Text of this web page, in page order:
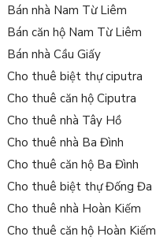
Bán nhà Nam Từ Liêm
Bán căn hộ Nam Từ Liêm
Bán nhà Cầu Giấy
Cho thuê biệt thự ciputra
Cho thuê căn hộ Ciputra
Cho thuê nhà Tây Hồ
Cho thuê nhà Ba Đình
Cho thuê căn hộ Ba Đình
Cho thuê biệt thự Đống Đa
Cho thuê nhà Hoàn Kiếm
Cho thuê căn hộ Hoàn Kiếm